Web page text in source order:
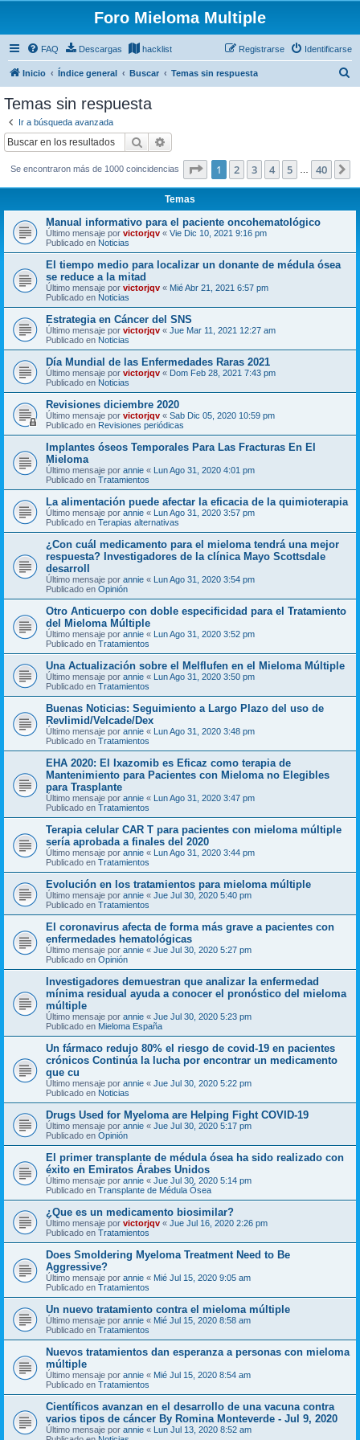
Foro Mieloma Multiple
FAQ Descargas hacklist Identificarse
Registrarse
Inicio Índice general Buscar Temas sin respuesta
Temas sin respuesta
Ir a búsqueda avanzada
Buscar
Se encontraron más de 1000 coincidencias Página de 40
1 2 3 4 5 40
Temas
Manual informativo para el paciente oncohematológico
Último mensaje por victorjqv « Vie Dic 10, 2021 9:16 pm
Publicado en Noticias
El tiempo medio para localizar un donante de médula ósea
se reduce a la mitad
Último mensaje por victorjqv « Mié Abr 21, 2021 6:57 pm
Publicado en Noticias
Estrategia en Cáncer del SNS
Último mensaje por victorjqv « Jue Mar 11, 2021 12:27 am
Publicado en Noticias
Día Mundial de las Enfermedades Raras 2021
Último mensaje por victorjqv « Dom Feb 28, 2021 7:43 pm
Publicado en Noticias
Revisiones diciembre 2020
Último mensaje por victorjqv « Sab Dic 05, 2020 10:59 pm
Publicado en Revisiones periódicas
Implantes óseos Temporales Para Las Fracturas En El
Mieloma
Último mensaje por annie « Lun Ago 31, 2020 4:01 pm
Publicado en Tratamientos
La alimentación puede afectar la eficacia de la quimioterapia
Último mensaje por annie « Lun Ago 31, 2020 3:57 pm
Publicado en Terapias alternativas
¿Con cuál medicamento para el mieloma tendrá una mejor
respuesta? Investigadores de la clínica Mayo Scottsdale
desarroll
Último mensaje por annie « Lun Ago 31, 2020 3:54 pm
Publicado en Opinión
Otro Anticuerpo con doble especificidad para el Tratamiento
del Mieloma Múltiple
Último mensaje por annie « Lun Ago 31, 2020 3:52 pm
Publicado en Tratamientos
Una Actualización sobre el Melflufen en el Mieloma Múltiple
Último mensaje por annie « Lun Ago 31, 2020 3:50 pm
Publicado en Tratamientos
Buenas Noticias: Seguimiento a Largo Plazo del uso de
Revlimid/Velcade/Dex
Último mensaje por annie « Lun Ago 31, 2020 3:48 pm
Publicado en Tratamientos
EHA 2020: El Ixazomib es Eficaz como terapia de
Mantenimiento para Pacientes con Mieloma no Elegibles
para Trasplante
Último mensaje por annie « Lun Ago 31, 2020 3:47 pm
Publicado en Tratamientos
Terapia celular CAR T para pacientes con mieloma múltiple
sería aprobada a finales del 2020
Último mensaje por annie « Lun Ago 31, 2020 3:44 pm
Publicado en Tratamientos
Evolución en los tratamientos para mieloma múltiple
Último mensaje por annie « Jue Jul 30, 2020 5:40 pm
Publicado en Tratamientos
El coronavirus afecta de forma más grave a pacientes con
enfermedades hematológicas
Último mensaje por annie « Jue Jul 30, 2020 5:27 pm
Publicado en Opinión
Investigadores demuestran que analizar la enfermedad
mínima residual ayuda a conocer el pronóstico del mieloma
múltiple
Último mensaje por annie « Jue Jul 30, 2020 5:23 pm
Publicado en Mieloma España
Un fármaco redujo 80% el riesgo de covid-19 en pacientes
crónicos Continúa la lucha por encontrar un medicamento
que cu
Último mensaje por annie « Jue Jul 30, 2020 5:22 pm
Publicado en Noticias
Drugs Used for Myeloma are Helping Fight COVID-19
Último mensaje por annie « Jue Jul 30, 2020 5:17 pm
Publicado en Opinión
El primer transplante de médula ósea ha sido realizado con
éxito en Emiratos Árabes Unidos
Último mensaje por annie « Jue Jul 30, 2020 5:14 pm
Publicado en Transplante de Médula Ósea
¿Que es un medicamento biosimilar?
Último mensaje por victorjqv « Jue Jul 16, 2020 2:26 pm
Publicado en Tratamientos
Does Smoldering Myeloma Treatment Need to Be
Aggressive?
Último mensaje por annie « Mié Jul 15, 2020 9:05 am
Publicado en Tratamientos
Un nuevo tratamiento contra el mieloma múltiple
Último mensaje por annie « Mié Jul 15, 2020 8:58 am
Publicado en Tratamientos
Nuevos tratamientos dan esperanza a personas con mieloma
múltiple
Último mensaje por annie « Mié Jul 15, 2020 8:54 am
Publicado en Tratamientos
Científicos avanzan en el desarrollo de una vacuna contra
varios tipos de cáncer By Romina Monteverde - Jul 9, 2020
Último mensaje por annie « Lun Jul 13, 2020 8:52 am